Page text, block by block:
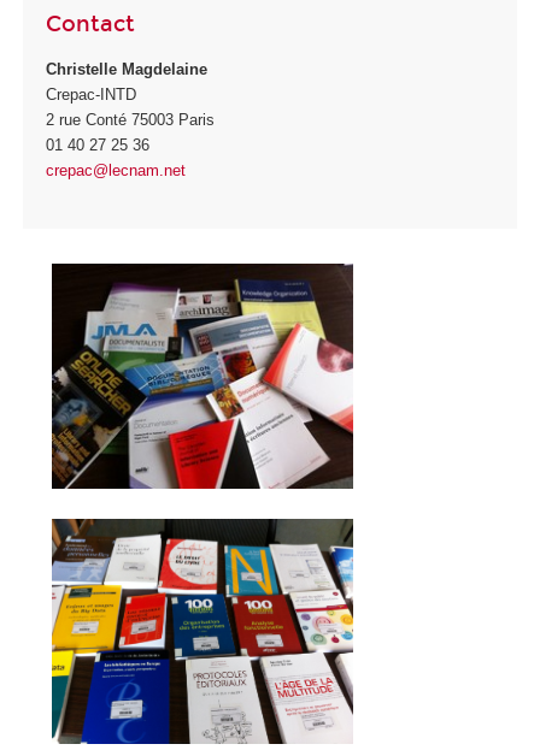
Contact
Christelle Magdelaine
Crepac-INTD
2 rue Conté 75003 Paris
01 40 27 25 36
crepac@lecnam.net